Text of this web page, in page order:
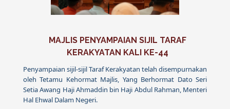
MAJLIS PENYAMPAIAN SIJIL TARAF
KERAKYATAN KALI KE-44
Penyampaian sijil-sijil Taraf Kerakyatan telah disempurnakan
oleh Tetamu Kehormat Majlis, Yang Berhormat Dato Seri
Setia Awang Haji Ahmaddin bin Haji Abdul Rahman, Menteri
Hal Ehwal Dalam Negeri.